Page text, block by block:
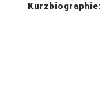
Kurzbiographie: